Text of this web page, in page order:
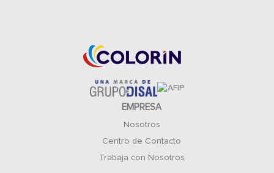
EMPRESA
Nosotros
Centro de Contacto
Trabaja con Nosotros